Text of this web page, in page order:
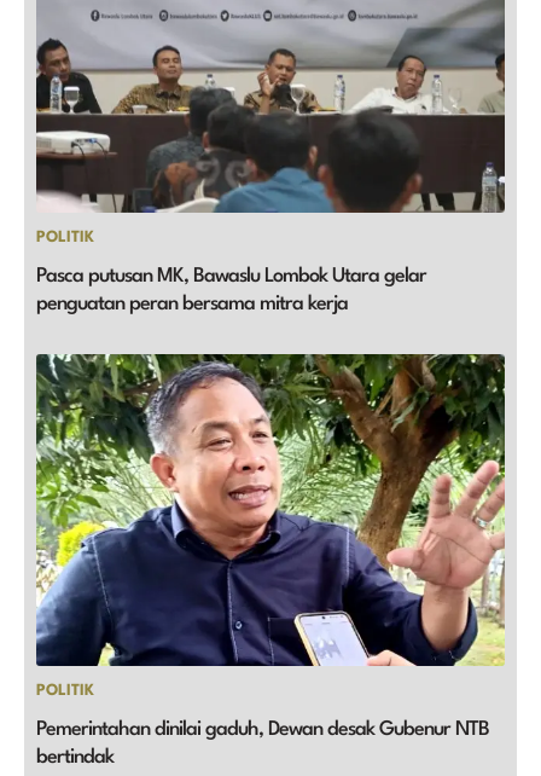
POLITIK
Pasca putusan MK, Bawaslu Lombok Utara gelar
penguatan peran bersama mitra kerja
POLITIK
Pemerintahan dinilai gaduh, Dewan desak Gubenur NTB
bertindak